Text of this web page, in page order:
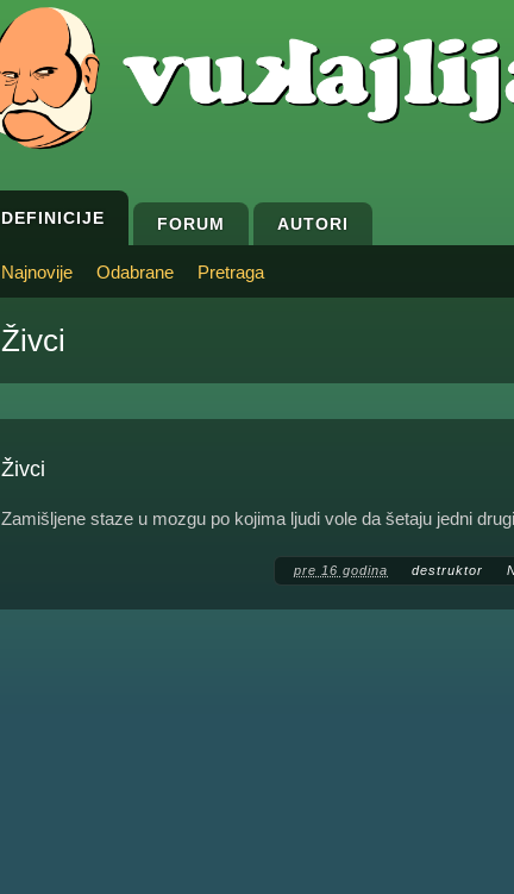
DEFINICIJE FORUM AUTORI
Najnovije Odabrane Pretraga
Živci
Živci
Zamišljene staze u mozgu po kojima ljudi vole da šetaju jedni
pre 16 godina destruktor